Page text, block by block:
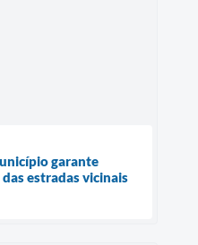
garante
estradas vicinais